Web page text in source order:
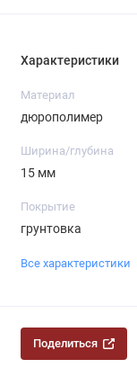
Характеристики
Материал
дюрополимер
Ширина/глубина
15 мм
Покрытие
грунтовка
Все характеристики
Поделиться